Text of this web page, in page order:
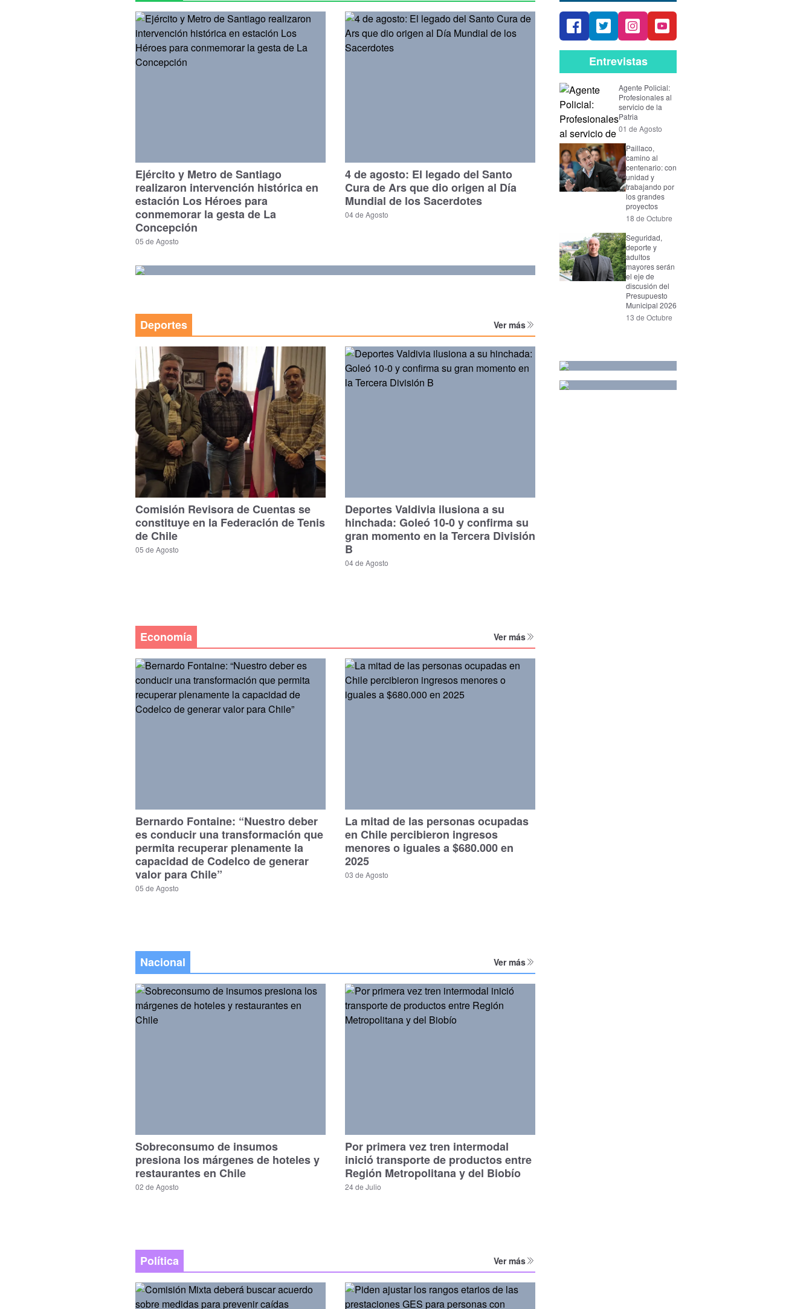
Ejército y Metro de Santiago
realizaron intervención histórica en
estación Los Héroes para
conmemorar la gesta de La
Concepción
05 de Agosto
4 de agosto: El legado del Santo
Cura de Ars que dio origen al Día
Mundial de los Sacerdotes
04 de Agosto
Deportes Ver más
Comisión Revisora de Cuentas se
constituye en la Federación de Tenis
de Chile
05 de Agosto
Deportes Valdivia ilusiona a su
hinchada: Goleó 10-0 y confirma su
gran momento en la Tercera División
B
04 de Agosto
Economía Ver más
Bernardo Fontaine: “Nuestro deber
es conducir una transformación que
permita recuperar plenamente la
capacidad de Codelco de generar
valor para Chile”
05 de Agosto
La mitad de las personas ocupadas
en Chile percibieron ingresos
menores o iguales a $680.000 en
2025
03 de Agosto
Nacional Ver más
Sobreconsumo de insumos
presiona los márgenes de hoteles y
restaurantes en Chile
02 de Agosto
Por primera vez tren intermodal
inició transporte de productos entre
Región Metropolitana y del Biobío
24 de Julio
Política Ver más
Entrevistas
Agente Policial:
Profesionales al
servicio de la
Patria
01 de Agosto
Paillaco,
camino al
centenario: con
unidad y
trabajando por
los grandes
proyectos
18 de Octubre
Seguridad,
deporte y
adultos
mayores serán
el eje de
discusión del
Presupuesto
Municipal 2026
13 de Octubre